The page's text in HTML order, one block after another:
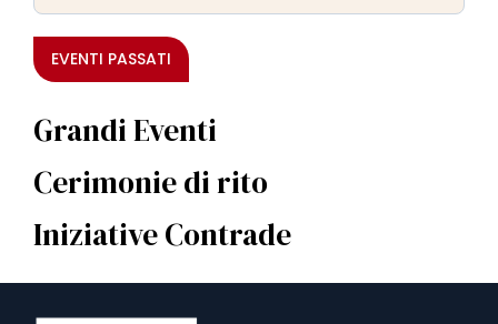
EVENTI PASSATI
Grandi Eventi
Cerimonie di rito
Iniziative Contrade